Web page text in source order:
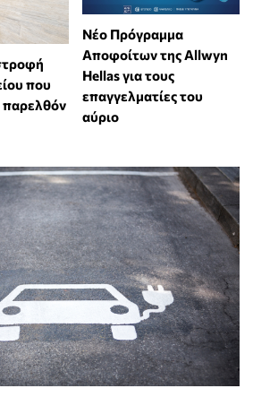
που
παρελθόν
Νέο Πρόγραμμα
Αποφοίτων της Allwyn
Hellas για τους
επαγγελματίες του
αύριο